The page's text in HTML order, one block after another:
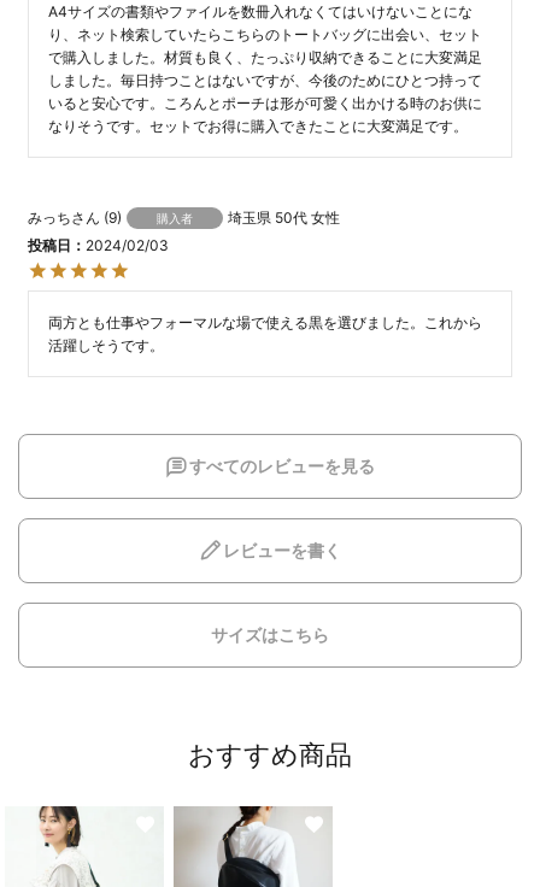
A4サイズの書類やファイルを数冊入れなくてはいけないことにな
り、ネット検索していたらこちらのトートバッグに出会い、セット
で購入しました。材質も良く、たっぷり収納できることに大変満足
しました。毎日持つことはないですが、今後のためにひとつ持って
いると安心です。ころんとポーチは形が可愛く出かける時のお供に
なりそうです。セットでお得に購入できたことに大変満足です。
みっち 9 購入者 埼玉県 50代 女性
投稿日
2024/02/03
両方とも仕事やフォーマルな場で使える黒を選びました。これから
活躍しそうです。
すべてのレビューを見る
レビューを書く
サイズはこちら
おすすめ商品